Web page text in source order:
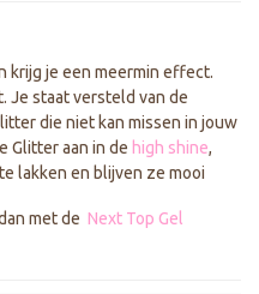
krijg je een meermin effect.
Je staat versteld van de
die niet kan missen in jouw
Glitter aan in de high shine,
lakken en blijven ze mooi
met de Next Top Gel